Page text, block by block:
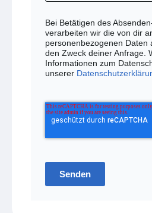
Bei Betätigen des
verarbeiten wir die von dir
personenbezogenen Daten
den Zweck deiner Anfrage.
Informationen zum
unserer
Senden